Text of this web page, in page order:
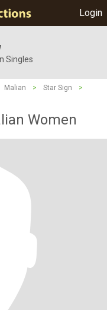
Login
Singles
Malian > Star Sign
>
Women